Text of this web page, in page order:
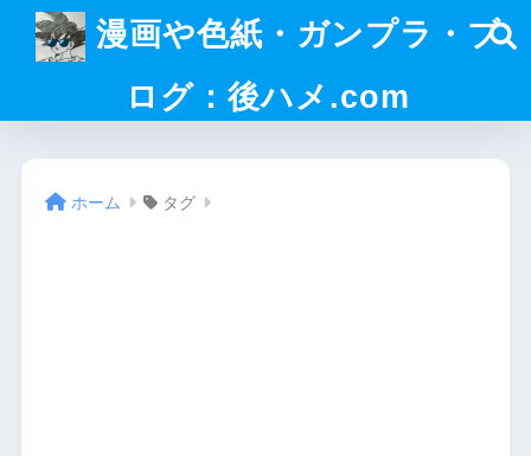
漫画や色紙・ガンプラ・ブ
ログ：後ハメ.com
ホーム タグ